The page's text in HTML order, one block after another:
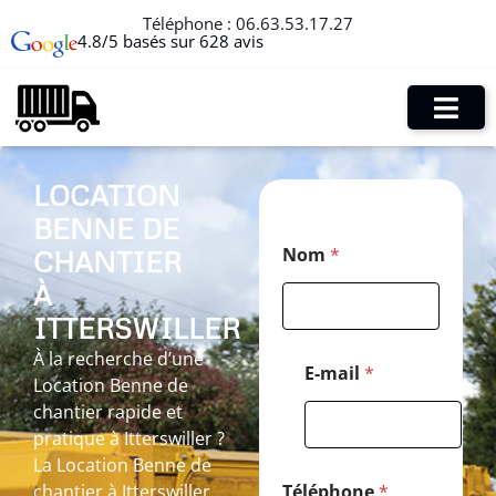
Téléphone : 06.63.53.17.27
4.8/5 basés sur 628 avis
LOCATION
BENNE DE
CHANTIER
À
ITTERSWILLER
À la recherche d’une
Location Benne de
chantier rapide et
pratique à Itterswiller ?
La Location Benne de
Nom *
e
C
E-mail *